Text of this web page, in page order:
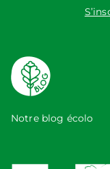
Notre blog écolo